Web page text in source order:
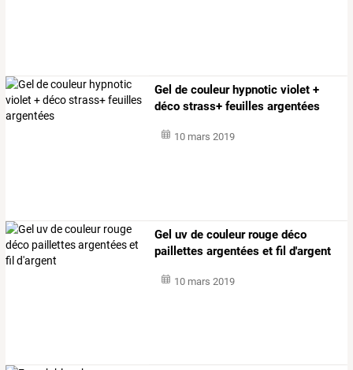
Gel de couleur hypnotic violet +
déco strass+ feuilles argentées
10 mars 2019
Gel uv de couleur rouge déco
paillettes argentées et fil d'argent
10 mars 2019